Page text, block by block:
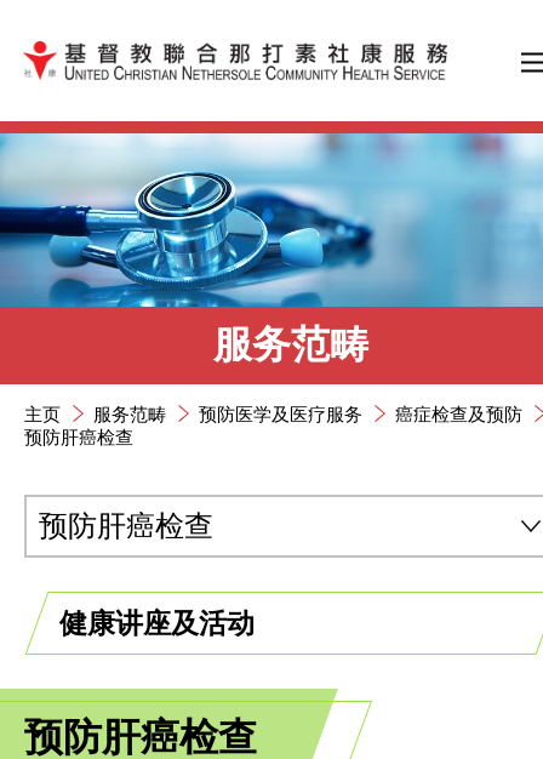
跳到内容（按输入键）
服务范畴
主页 服务范畴 预防医学及医疗服务
癌症检查及预防
预防肝癌检查
预防肝癌检查
健康讲座及活动
预防肝癌检查